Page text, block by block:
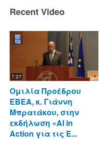
Recent Video
7:27
Ομιλία Προέδρου
ΕΒΕΑ, κ. Γιάννη
Μπρατάκου, στην
εκδήλωση «AI in
Action για τις Ε...